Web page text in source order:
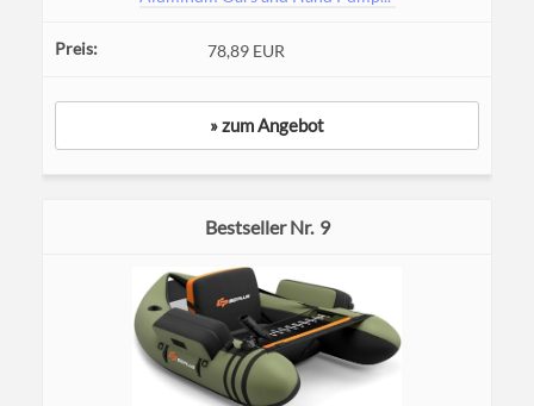
78,89 EUR
» zum Angebot
9